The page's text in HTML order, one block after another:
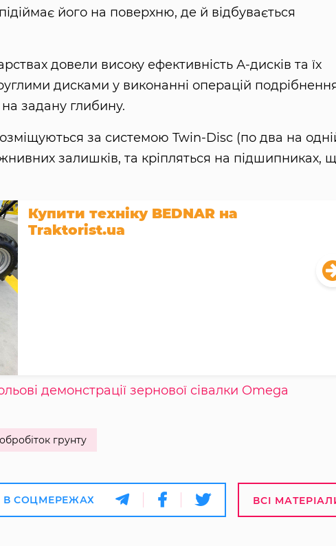
його на поверхню, де й відбувається
довели високу ефективність А-дисків та їх
дисками у виконанні операцій
задану глибину.
за системою Twin-Disc (по два на
залишків, та кріпляться на підшипниках,
Купити техніку BEDNAR на
Traktorist.ua
демонстрації зернової сівалки Omega
грунту
В СОЦМЕРЕЖАХ ВСІ